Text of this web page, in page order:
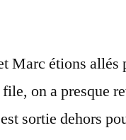
Marc étions allés
on a presque
sortie dehors